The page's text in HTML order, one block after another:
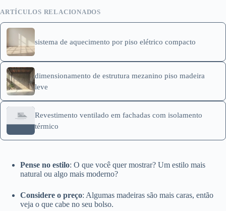
ARTÍCULOS RELACIONADOS
sistema de aquecimento por piso elétrico compacto
dimensionamento de estrutura mezanino piso madeira
leve
Revestimento ventilado em fachadas com isolamento
térmico
Pense no estilo: O que você quer mostrar? Um estilo mais
natural ou algo mais moderno?
Considere o preço: Algumas madeiras são mais caras, então
veja o que cabe no seu bolso.